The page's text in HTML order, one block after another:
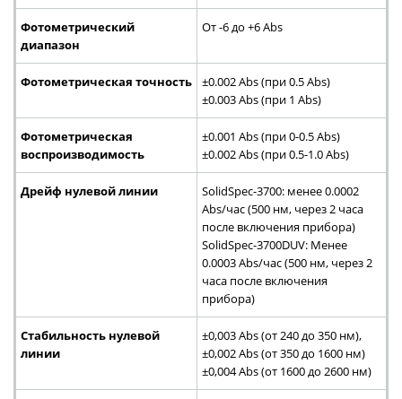
Фотометрический
диапазон
От -6 до +6 Abs
Фотометрическая точность
±0.002 Abs (при 0.5 Abs)
±0.003 Abs (при 1 Abs)
Фотометрическая
воспроизводимость
±0.001 Abs (при 0-0.5 Abs)
±0.002 Abs (при 0.5-1.0 Abs)
Дрейф нулевой линии
SolidSpec-3700: менее 0.0002
Аbs/час (500 нм, через 2 часа
после включения прибора)
SolidSpec-3700DUV: Менее
0.0003 Аbs/час (500 нм, через 2
часа после включения
прибора)
Стабильность нулевой
линии
±0,003 Abs (от 240 до 350 нм),
±0,002 Abs (от 350 до 1600 нм)
±0,004 Abs (от 1600 до 2600 нм)